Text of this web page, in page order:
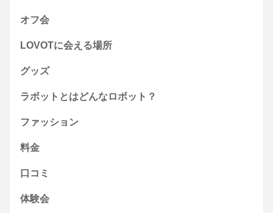
オフ会
LOVOTに会える場所
グッズ
ラボットとはどんなロボット？
ファッション
料金
口コミ
体験会